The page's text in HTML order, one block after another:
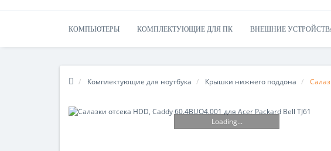
КОМПЬЮТЕРЫ КОМПЛЕКТУЮЩИЕ ДЛЯ ПК ВНЕШНИЕ
Комплектующие для ноутбука Крышки нижнего поддона
Loading...